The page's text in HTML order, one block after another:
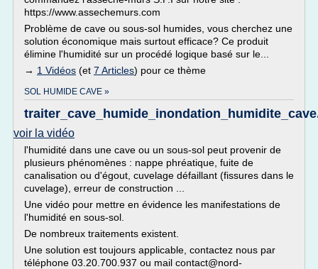
https://www.assechemurs.com
Problème de cave ou sous-sol humides, vous cherchez une
solution économique mais surtout efficace? Ce produit
élimine l'humidité sur un procédé logique basé sur le...
→ 1 Vidéos (et 7 Articles) pour ce thème
SOL HUMIDE CAVE »
voir la vidéo
l'humidité dans une cave ou un sous-sol peut provenir de
plusieurs phénomènes : nappe phréatique, fuite de
canalisation ou d'égout, cuvelage défaillant (fissures dans le
cuvelage), erreur de construction ...
Une vidéo pour mettre en évidence les manifestations de
l'humidité en sous-sol.
De nombreux traitements existent.
Une solution est toujours applicable, contactez nous par
téléphone 03.20.700.937 ou mail contact@nord-